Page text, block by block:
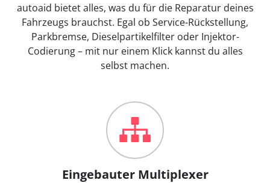
autoaid bietet alles, was du für die Reparatur deines
Fahrzeugs brauchst. Egal ob Service-Rückstellung,
Parkbremse, Dieselpartikelfilter oder Injektor-
Codierung – mit nur einem Klick kannst du alles
selbst machen.
Eingebauter Multiplexer